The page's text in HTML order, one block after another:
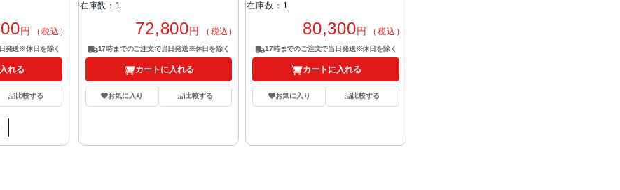
円 （税込）
発送※休日を除く
れる
比較する
在庫数：1
72,800円 （税込）
17時までのご注文で当日発送※休日を除く
カートに入れる
お気に入り 比較する
在庫数：1
80,300円 （税込）
17時までのご注文で当日発送※休日を除く
カートに入れる
お気に入り 比較する